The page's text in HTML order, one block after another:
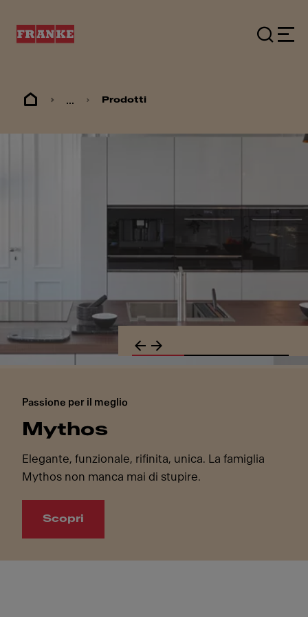
... Prodotti
Passione per il meglio
Mythos
Elegante, funzionale, rifinita, unica. La famiglia
Mythos non manca mai di stupire.
Scopri